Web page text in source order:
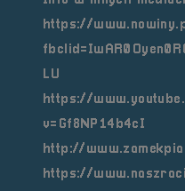
https://
LU
https://
v=Gf8NP14b4cI
http://
https://